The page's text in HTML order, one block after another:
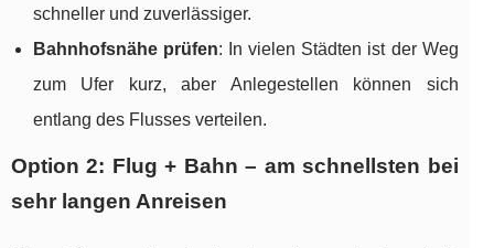
schneller und zuverlässiger.
Bahnhofsnähe prüfen: In vielen Städten ist der Weg
zum Ufer kurz, aber Anlegestellen können sich
entlang des Flusses verteilen.
Option 2: Flug + Bahn – am schnellsten bei
sehr langen Anreisen